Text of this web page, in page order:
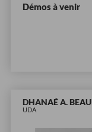
Démos à venir
DHANAÉ A.
UDA